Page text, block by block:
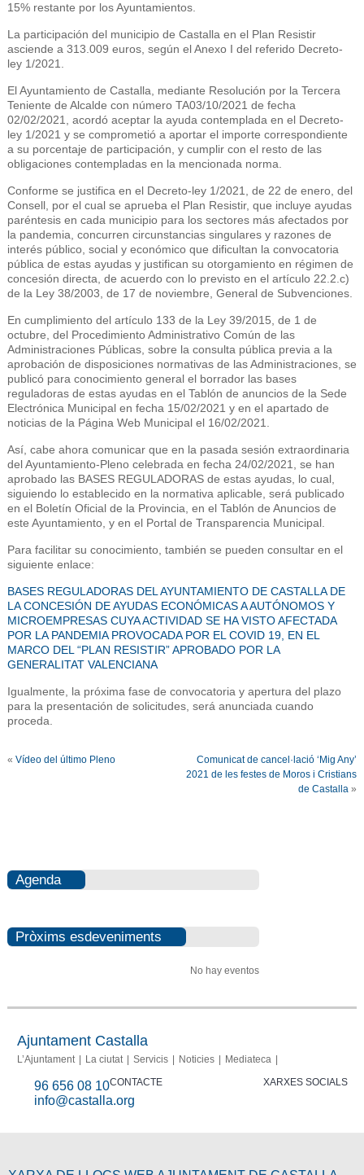
15% restante por los Ayuntamientos.
La participación del municipio de Castalla en el Plan Resistir
asciende a 313.009 euros, según el Anexo I del referido Decreto-
ley 1/2021.
El Ayuntamiento de Castalla, mediante Resolución por la Tercera
Teniente de Alcalde con número TA03/10/2021 de fecha
02/02/2021, acordó aceptar la ayuda contemplada en el Decreto-
ley 1/2021 y se comprometió a aportar el importe correspondiente
a su porcentaje de participación, y cumplir con el resto de las
obligaciones contempladas en la mencionada norma.
Conforme se justifica en el Decreto-ley 1/2021, de 22 de enero, del
Consell, por el cual se aprueba el Plan Resistir, que incluye ayudas
paréntesis en cada municipio para los sectores más afectados por
la pandemia, concurren circunstancias singulares y razones de
interés público, social y económico que dificultan la convocatoria
pública de estas ayudas y justifican su otorgamiento en régimen de
concesión directa, de acuerdo con lo previsto en el artículo 22.2.c)
de la Ley 38/2003, de 17 de noviembre, General de Subvenciones.
En cumplimiento del artículo 133 de la Ley 39/2015, de 1 de
octubre, del Procedimiento Administrativo Común de las
Administraciones Públicas, sobre la consulta pública previa a la
aprobación de disposiciones normativas de las Administraciones, se
publicó para conocimiento general el borrador las bases
reguladoras de estas ayudas en el Tablón de anuncios de la Sede
Electrónica Municipal en fecha 15/02/2021 y en el apartado de
noticias de la Página Web Municipal el 16/02/2021.
Así, cabe ahora comunicar que en la pasada sesión extraordinaria
del Ayuntamiento-Pleno celebrada en fecha 24/02/2021, se han
aprobado las BASES REGULADORAS de estas ayudas, lo cual,
siguiendo lo establecido en la normativa aplicable, será publicado
en el Boletín Oficial de la Provincia, en el Tablón de Anuncios de
este Ayuntamiento, y en el Portal de Transparencia Municipal.
Para facilitar su conocimiento, también se pueden consultar en el
siguiente enlace:
BASES REGULADORAS DEL AYUNTAMIENTO DE CASTALLA DE
LA CONCESIÓN DE AYUDAS ECONÓMICAS A AUTÓNOMOS Y
MICROEMPRESAS CUYA ACTIVIDAD SE HA VISTO AFECTADA
POR LA PANDEMIA PROVOCADA POR EL COVID 19, EN EL
MARCO DEL “PLAN RESISTIR” APROBADO POR LA
GENERALITAT VALENCIANA
Igualmente, la próxima fase de convocatoria y apertura del plazo
para la presentación de solicitudes, será anunciada cuando
proceda.
« Vídeo del último Pleno
Comunicat de cancel·lació ‘Mig Any’
2021 de les festes de Moros i Cristians
de Castalla »
Agenda
Pròxims esdeveniments
No hay eventos
Ajuntament Castalla
L’Ajuntament La ciutat Servicis Noticies
Mediateca
CONTACTE
96 656 08 10
info@castalla.org
XARXES SOCIALS